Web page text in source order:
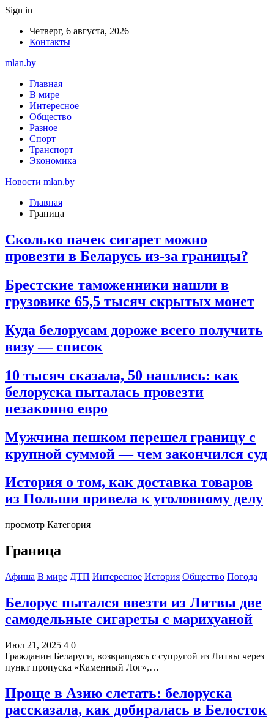
Sign in
Четверг, 6 августа, 2026
Контакты
mlan.by
Главная
В мире
Интересное
Общество
Разное
Спорт
Транспорт
Экономика
Новости mlan.by
Главная
Граница
Сколько пачек сигарет можно
провезти в Беларусь из-за границы?
Брестские таможенники нашли в
грузовике 65,5 тысяч скрытых монет
Куда белорусам дороже всего получить
визу — список
10 тысяч сказала, 50 нашлись: как
белоруска пыталась провезти
незаконно евро
Мужчина пешком перешел границу с
крупной суммой — чем закончился суд
История о том, как доставка товаров
из Польши привела к уголовному делу
просмотр Категория
Граница
Афиша В мире ДТП Интересное История Общество Погода
Белорус пытался ввезти из Литвы две
самодельные сигареты с марихуаной
Июл 21, 2025 4 0
Гражданин Беларуси, возвращаясь с супругой из Литвы через
пункт пропуска «Каменный Лог»,…
Проще в Азию слетать: белоруска
рассказала, как добиралась в Белосток